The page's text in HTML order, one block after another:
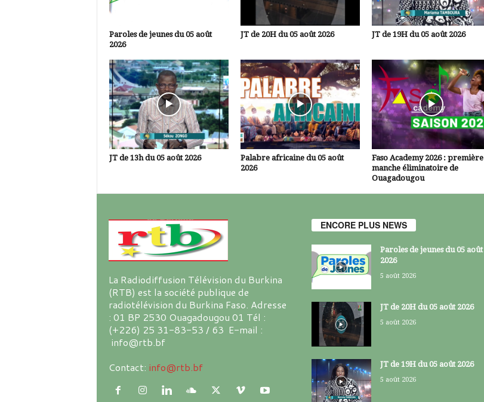
Paroles de jeunes du 05 août
2026
JT de 20H du 05 août 2026 JT de 19H du 05 août 2026
JT de 13h du 05 août 2026
Palabre africaine du 05 août
2026
Faso Academy 2026 : première
manche éliminatoire de
Ouagadougou
La Radiodiffusion Télévision du Burkina
(RTB) est la société publique de
radiotélévision du Burkina Faso. Adresse
: 01 BP 2530 Ouagadougou 01 Tél :
(+226) 25 31-83-53 / 63 E-mail :
info@rtb.bf
Contact: info@rtb.bf
ENCORE PLUS NEWS
Paroles de jeunes du 05 août
2026
5 août 2026
JT de 20H du 05 août 2026
5 août 2026
JT de 19H du 05 août 2026
5 août 2026